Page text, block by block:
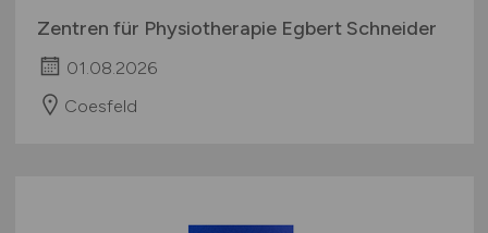
Zentren für Physiotherapie Egbert Schneider
01.08.2026
Coesfeld